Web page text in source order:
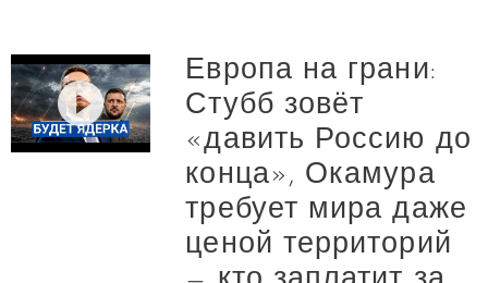
Европа на грани:
Стубб зовёт
«давить Россию до
конца», Окамура
требует мира даже
ценой территорий